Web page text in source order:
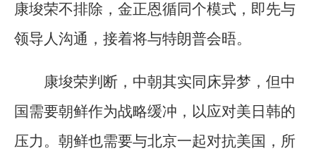
康埈荣不排除，金正恩循同个模式，即先与
领导人沟通，接着将与特朗普会晤。
康埈荣判断，中朝其实同床异梦，但中
国需要朝鲜作为战略缓冲，以应对美日韩的
压力。朝鲜也需要与北京一起对抗美国，所